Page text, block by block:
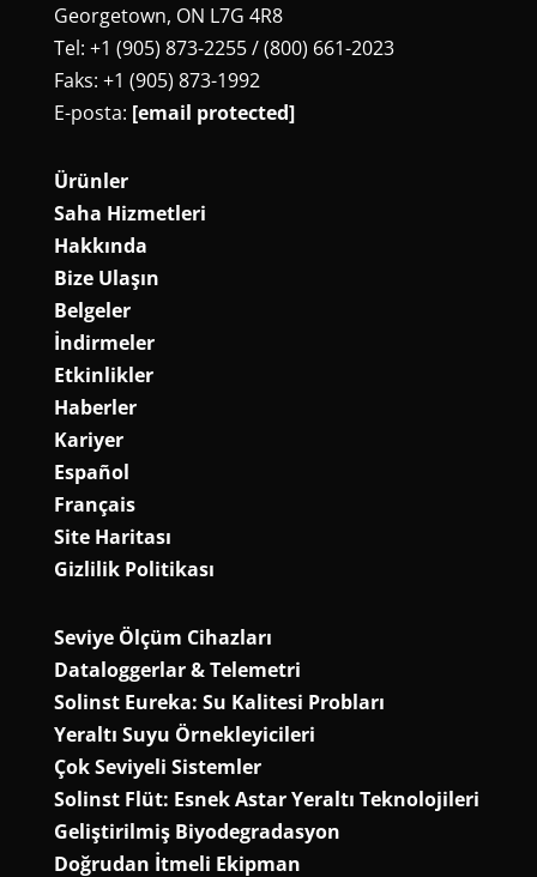
Georgetown, ON L7G 4R8
Tel: +1 (905) 873-2255 / (800) 661-2023
Faks: +1 (905) 873-1992
E-posta: [email protected]
Ürünler
Saha Hizmetleri
Hakkında
Bize Ulaşın
Belgeler
İndirmeler
Etkinlikler
Haberler
Kariyer
Español
Français
Site Haritası
Gizlilik Politikası
Seviye Ölçüm Cihazları
Dataloggerlar & Telemetri
Solinst Eureka: Su Kalitesi Probları
Yeraltı Suyu Örnekleyicileri
Çok Seviyeli Sistemler
Solinst Flüt: Esnek Astar Yeraltı Teknolojileri
Geliştirilmiş Biyodegradasyon
Doğrudan İtmeli Ekipman